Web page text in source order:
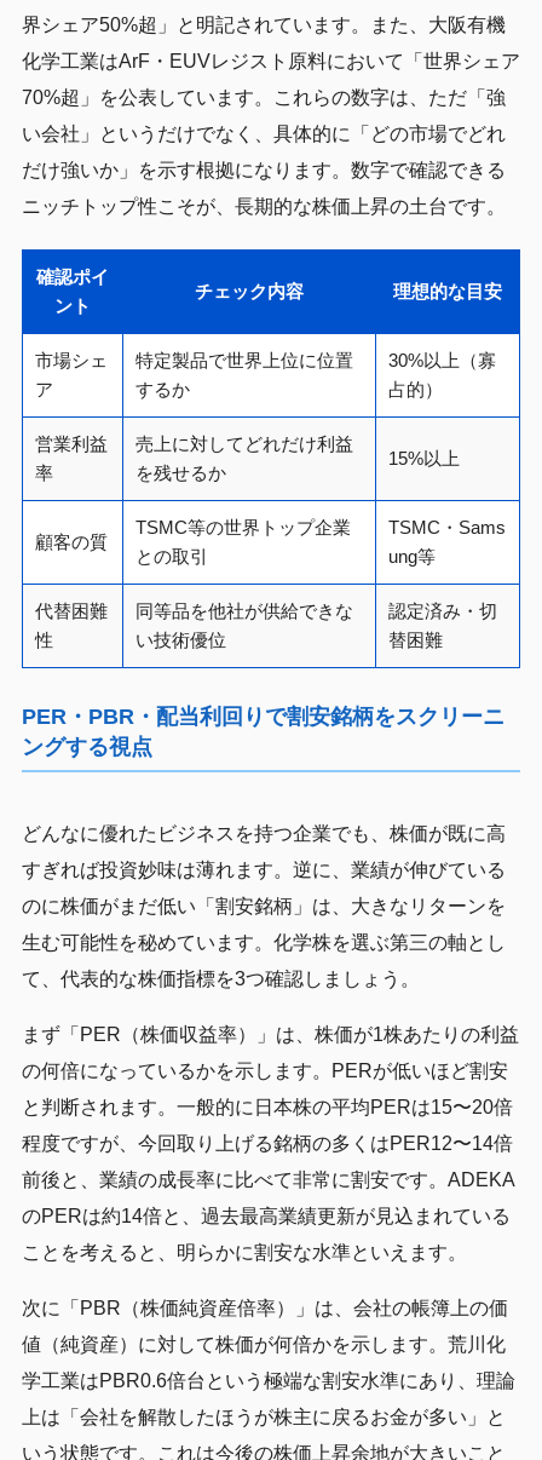
界シェア50%超」と明記されています。また、大阪有機
化学工業はArF・EUVレジスト原料において「世界シェア
70%超」を公表しています。これらの数字は、ただ「強
い会社」というだけでなく、具体的に「どの市場でどれ
だけ強いか」を示す根拠になります。数字で確認できる
ニッチトップ性こそが、長期的な株価上昇の土台です。
確認ポイ
ント
チェック内容 理想的な目安
市場シェ
ア
特定製品で世界上位に位置
するか
30%以上（寡
占的）
営業利益
率
売上に対してどれだけ利益
を残せるか
15%以上
顧客の質
TSMC等の世界トップ企業
との取引
TSMC・Sams
ung等
代替困難
性
同等品を他社が供給できな
い技術優位
認定済み・切
替困難
PER・PBR・配当利回りで割安銘柄をスクリーニ
ングする視点
どんなに優れたビジネスを持つ企業でも、株価が既に高
すぎれば投資妙味は薄れます。逆に、業績が伸びている
のに株価がまだ低い「割安銘柄」は、大きなリターンを
生む可能性を秘めています。化学株を選ぶ第三の軸とし
て、代表的な株価指標を3つ確認しましょう。
まず「PER（株価収益率）」は、株価が1株あたりの利益
の何倍になっているかを示します。PERが低いほど割安
と判断されます。一般的に日本株の平均PERは15〜20倍
程度ですが、今回取り上げる銘柄の多くはPER12〜14倍
前後と、業績の成長率に比べて非常に割安です。ADEKA
のPERは約14倍と、過去最高業績更新が見込まれている
ことを考えると、明らかに割安な水準といえます。
次に「PBR（株価純資産倍率）」は、会社の帳簿上の価
値（純資産）に対して株価が何倍かを示します。荒川化
学工業はPBR0.6倍台という極端な割安水準にあり、理論
上は「会社を解散したほうが株主に戻るお金が多い」と
いう状態です。これは今後の株価上昇余地が大きいこと